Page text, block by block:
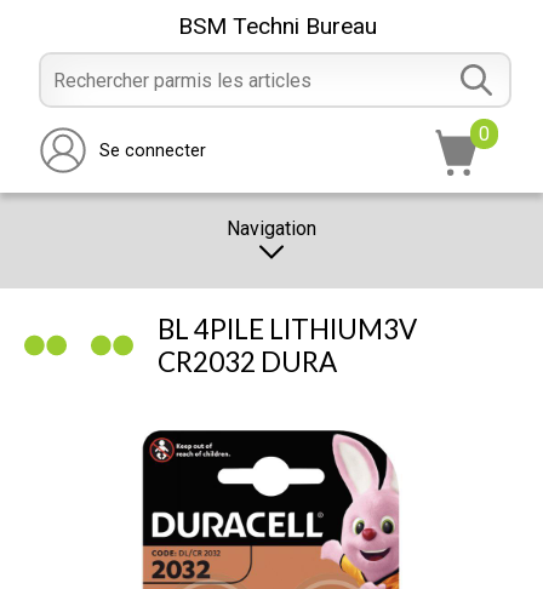
BSM Techni Bureau
Se connecter
0
Navigation
PROMOTION
NOUS CONTACTER
RÉALISATION
BL 4PILE LITHIUM3V
CR2032 DURA